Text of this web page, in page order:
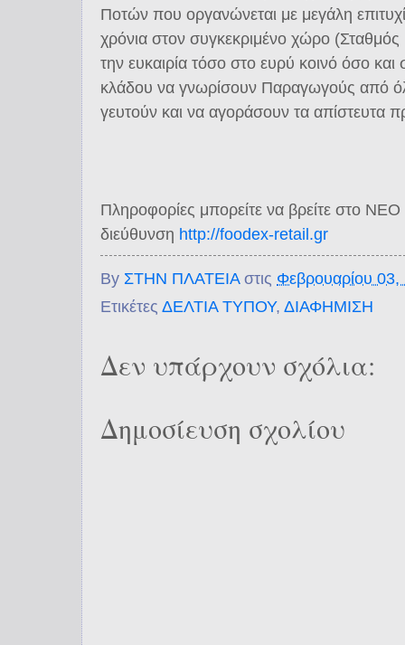
Ποτών που οργανώνεται με μεγάλη
χρόνια στον συγκεκριμένο χώρο (Σταθμός
την ευκαιρία τόσο στο ευρύ κοινό όσο και
κλάδου να γνωρίσουν Παραγωγούς από
γευτούν και να αγοράσουν τα απίστευτα
Πληροφορίες μπορείτε να βρείτε στο
διεύθυνση http://foodex-retail.gr
By ΣΤΗΝ ΠΛΑΤΕΙΑ στις Φεβρουαρίου 03,
Ετικέτες ΔΕΛΤΙΑ ΤΥΠΟΥ, ΔΙΑΦΗΜΙΣΗ
Δεν υπάρχουν σχόλια:
Δημοσίευση σχολίου